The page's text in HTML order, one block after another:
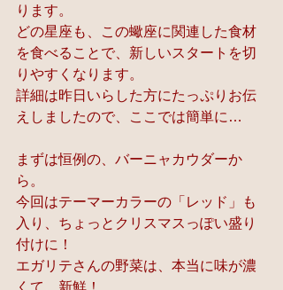
ります。
どの星座も、この蠍座に関連した食材
を食べることで、新しいスタートを切
りやすくなります。
詳細は昨日いらした方にたっぷりお伝
えしましたので、ここでは簡単に…
まずは恒例の、バーニャカウダーか
ら。
今回はテーマーカラーの「レッド」も
入り、ちょっとクリスマスっぽい盛り
付けに！
エガリテさんの野菜は、本当に味が濃
くて、新鮮！